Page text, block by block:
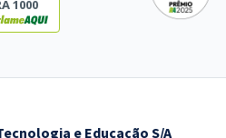
1000
e Educação S/A